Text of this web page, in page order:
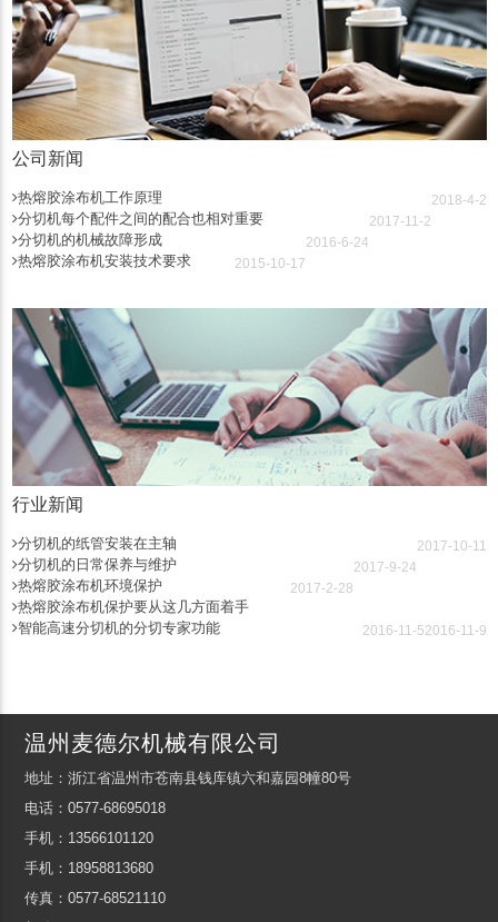
公司新闻
热熔胶涂布机工作原理 2018-4-2
分切机每个配件之间的配合也相对重要 2017-11-2
分切机的机械故障形成 2016-6-24
热熔胶涂布机安装技术要求 2015-10-17
行业新闻
分切机的纸管安装在主轴 2017-10-11
分切机的日常保养与维护 2017-9-24
热熔胶涂布机环境保护 2017-2-28
热熔胶涂布机保护要从这几方面着手
2016-11-9
智能高速分切机的分切专家功能 2016-11-5
温州麦德尔机械有限公司
地址：浙江省温州市苍南县钱库镇六和嘉园8幢80号
电话：0577-68695018
手机：13566101120
手机：18958813680
传真：0577-68521110